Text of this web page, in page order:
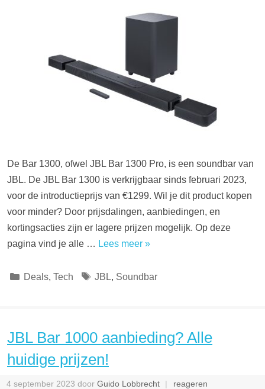
De Bar 1300, ofwel JBL Bar 1300 Pro, is een soundbar van
JBL. De JBL Bar 1300 is verkrijgbaar sinds februari 2023,
voor de introductieprijs van €1299. Wil je dit product kopen
voor minder? Door prijsdalingen, aanbiedingen, en
kortingsacties zijn er lagere prijzen mogelijk. Op deze
pagina vind je alle … Lees meer »
Categorieën
Deals, Tech Tags
JBL, Soundbar
JBL Bar 1000 aanbieding? Alle
huidige prijzen!
4 september 2023 door Guido Lobbrecht reageren